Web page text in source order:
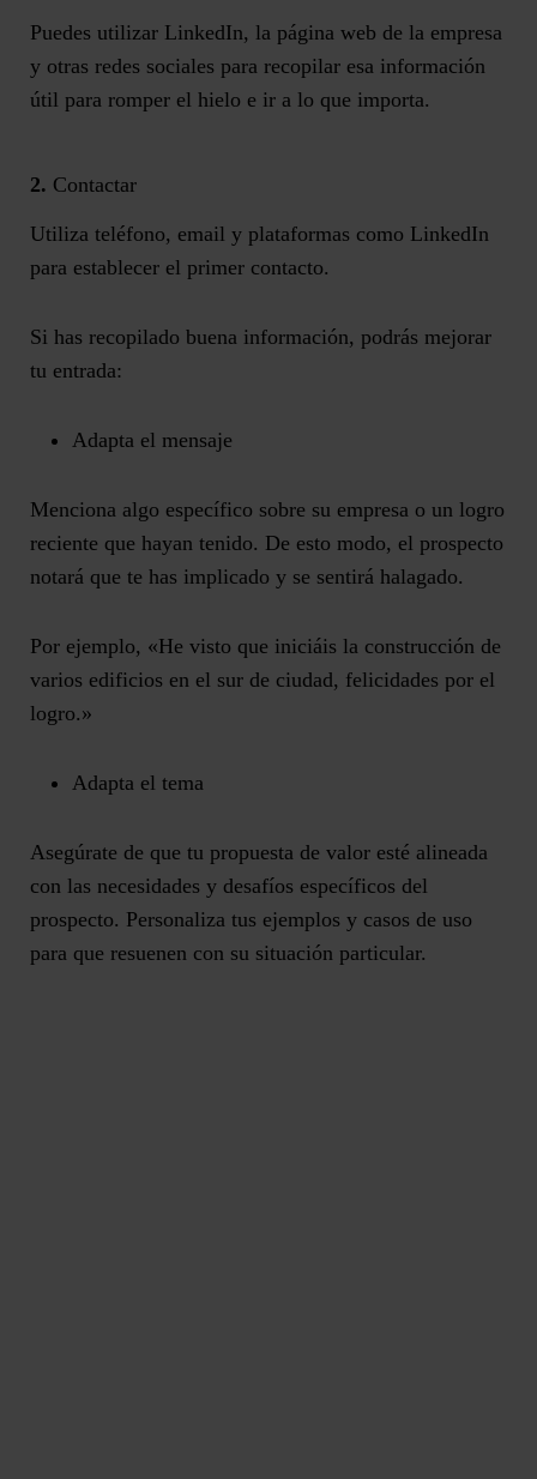
Puedes utilizar LinkedIn, la página web de la empresa
y otras redes sociales para recopilar esa información
útil para romper el hielo e ir a lo que importa.
2. Contactar
Utiliza teléfono, email y plataformas como LinkedIn
para establecer el primer contacto.
Si has recopilado buena información, podrás mejorar
tu entrada:
Adapta el mensaje
Menciona algo específico sobre su empresa o un logro
reciente que hayan tenido. De esto modo, el prospecto
notará que te has implicado y se sentirá halagado.
Por ejemplo, «He visto que iniciáis la construcción de
varios edificios en el sur de ciudad, felicidades por el
logro.»
Adapta el tema
Asegúrate de que tu propuesta de valor esté alineada
con las necesidades y desafíos específicos del
prospecto. Personaliza tus ejemplos y casos de uso
para que resuenen con su situación particular.